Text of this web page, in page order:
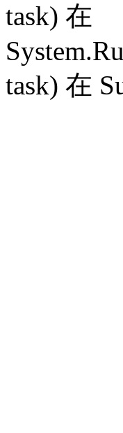
task) 在
task) 在